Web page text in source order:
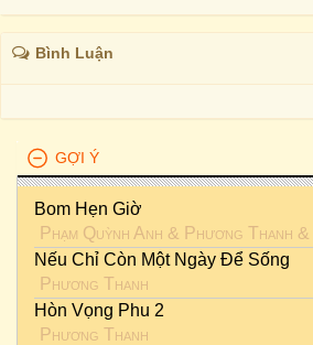
Bình Luận
GỢI Ý
Bom Hẹn Giờ
Phạm Quỳnh Anh & Phương Thanh &
Nếu Chỉ Còn Một Ngày Để Sống
Phương Thanh
Hòn Vọng Phu 2
Phương Thanh